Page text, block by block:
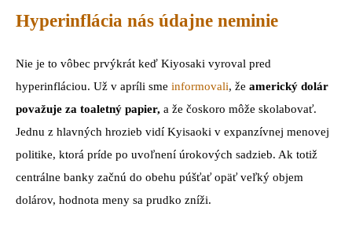
Hyperinflácia nás údajne neminie
Nie je to vôbec prvýkrát keď Kiyosaki vyroval pred
hyperinfláciou. Už v apríli sme informovali, že americký dolár
považuje za toaletný papier, a že čoskoro môže skolabovať.
Jednu z hlavných hrozieb vidí Kyisaoki v expanzívnej menovej
politike, ktorá príde po uvoľnení úrokových sadzieb. Ak totiž
centrálne banky začnú do obehu púšťať opäť veľký objem
dolárov, hodnota meny sa prudko zníži.